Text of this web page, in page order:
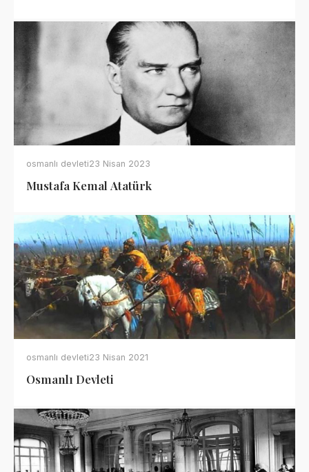
osmanlı devleti23 Nisan 2023
Mustafa Kemal Atatürk
osmanlı devleti23 Nisan 2021
Osmanlı Devleti